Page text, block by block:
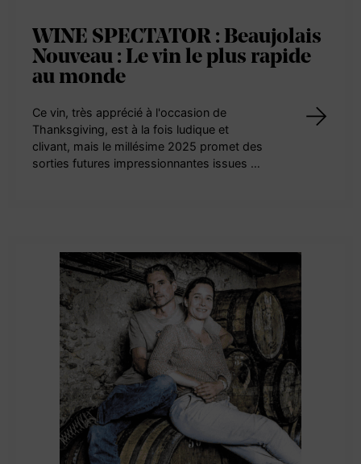
WINE SPECTATOR : Beaujolais
Nouveau : Le vin le plus rapide
au monde
Ce vin, très apprécié à l'occasion de
Thanksgiving, est à la fois ludique et
clivant, mais le millésime 2025 promet des
sorties futures impressionnantes issues …